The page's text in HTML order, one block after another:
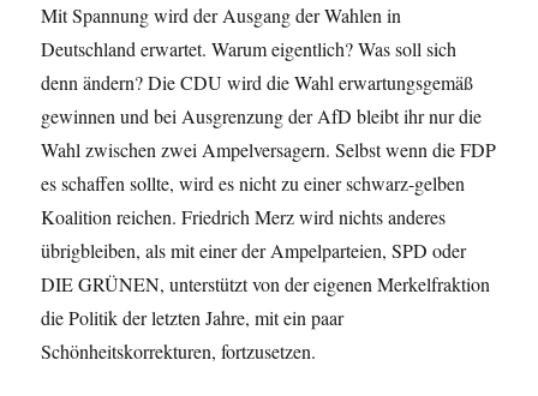
Mit Spannung wird der Ausgang der Wahlen in
Deutschland erwartet. Warum eigentlich? Was soll sich
denn ändern? Die CDU wird die Wahl erwartungsgemäß
gewinnen und bei Ausgrenzung der AfD bleibt ihr nur die
Wahl zwischen zwei Ampelversagern. Selbst wenn die FDP
es schaffen sollte, wird es nicht zu einer schwarz-gelben
Koalition reichen. Friedrich Merz wird nichts anderes
übrigbleiben, als mit einer der Ampelparteien, SPD oder
DIE GRÜNEN, unterstützt von der eigenen Merkelfraktion
die Politik der letzten Jahre, mit ein paar
Schönheitskorrekturen, fortzusetzen.